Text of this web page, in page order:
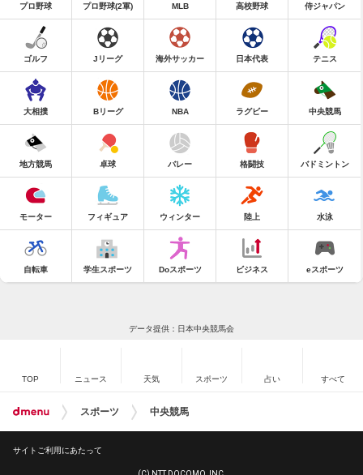
プロ野球 プロ野球(2軍) MLB 高校野球 侍ジャパン
ゴルフ Jリーグ 海外サッカー 日本代表 テニス
大相撲 Bリーグ NBA ラグビー 中央競馬
地方競馬 卓球 バレー 格闘技 バドミントン
モーター フィギュア ウィンター 陸上 水泳
自転車 学生スポーツ Doスポーツ ビジネス eスポーツ
データ提供：日本中央競馬会
TOP ニュース 天気 スポーツ 占い すべて
スポーツ 中央競馬
サイトご利用にあたって